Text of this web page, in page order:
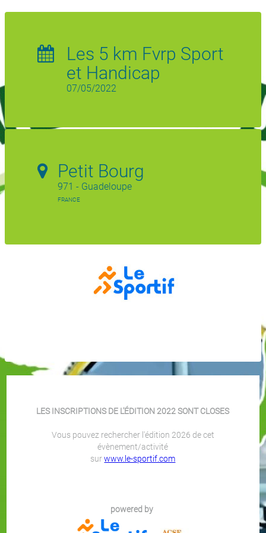
Les 5 km Fvrp Sport
et Handicap
07/05/2022
Petit Bourg
971 - Guadeloupe
FRANCE
LES INSCRIPTIONS DE L'ÉDITION 2022 SONT CLOSES
Vous pouvez rechercher l'édition 2026 de cet
évènement/activité
surwww.le-sportif.com
powered by